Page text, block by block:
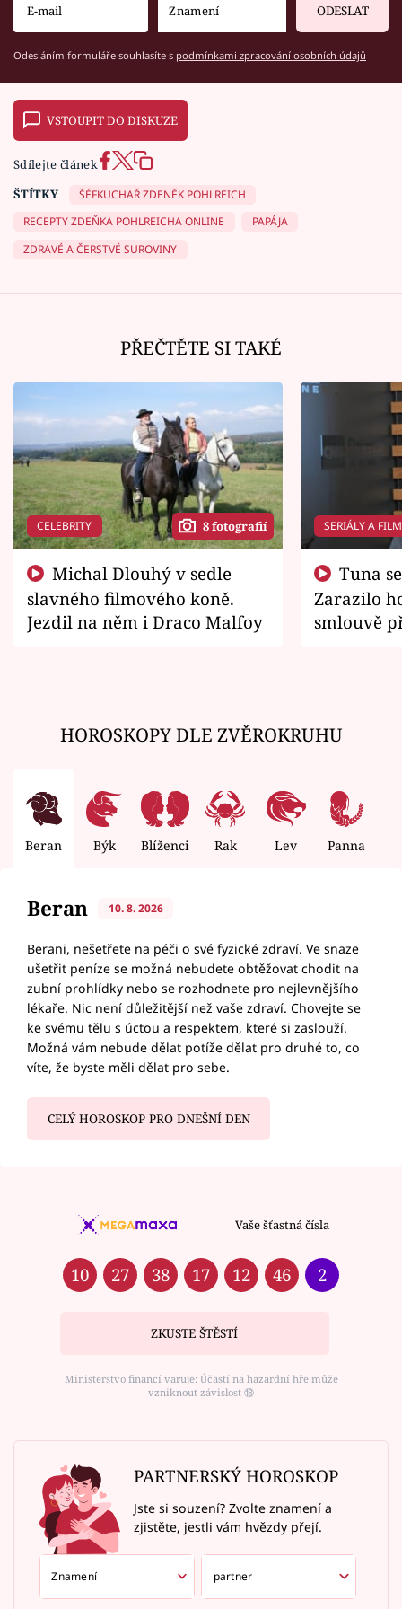
ODESLAT
Odesláním formuláře souhlasíte s podmínkami zpracování osobních údajů
VSTOUPIT DO DISKUZE
Sdílejte článek
ŠTÍTKY
ŠÉFKUCHAŘ ZDENĚK POHLREICH
RECEPTY ZDEŇKA POHLREICHA ONLINE
PAPÁJA
ZDRAVÉ A ČERSTVÉ SUROVINY
PŘEČTĚTE SI TAKÉ
CELEBRITY 8 fotografií
slavného filmového koně.
Jezdil na něm i Draco Malfoy
SERIÁLY A
Zarazilo
smlouvě
HOROSKOPY DLE ZVĚROKRUHU
Beran Býk Blíženci Rak Lev Panna
Beran 10. 8. 2026
Berani, nešetřete na péči o své fyzické zdraví. Ve snaze
ušetřit peníze se možná nebudete obtěžovat chodit na
zubní prohlídky nebo se rozhodnete pro nejlevnějšího
lékaře. Nic není důležitější než vaše zdraví. Chovejte se
ke svému tělu s úctou a respektem, které si zaslouží.
Možná vám nebude dělat potíže dělat pro druhé to, co
víte, že byste měli dělat pro sebe.
CELÝ HOROSKOP PRO DNEŠNÍ DEN
Vaše šťastná čísla
10 27 38 17 12 46 2
ZKUSTE ŠTĚSTÍ
Ministerstvo financí varuje: Účastí na hazardní hře může
vzniknout závislost ⑱
PARTNERSKÝ HOROSKOP
Jste si souzení? Zvolte znamení a
zjistěte, jestli vám hvězdy přejí.